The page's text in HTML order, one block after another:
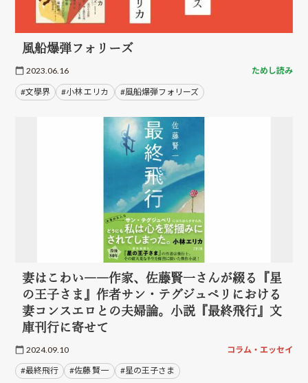
風船爆弾フォリーズ
2023.06.16 ためし読み
#文學界 #小林 エリカ #風船爆弾フォリーズ
妻はこわい――作家、佐藤賢一さんが綴る『星
の王子さま』作者サン・テグジュペリにおける
妻コンスエロとの夫婦論。小説『最終飛行』文
庫刊行に寄せて
2024.09.10 コラム・エッセイ
#最終飛行 #佐藤 賢一 #星の王子さま